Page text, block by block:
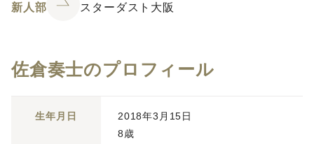
新人部 スターダスト大阪
佐倉奏士のプロフィール
生年月日
2018年3月15日
8歳